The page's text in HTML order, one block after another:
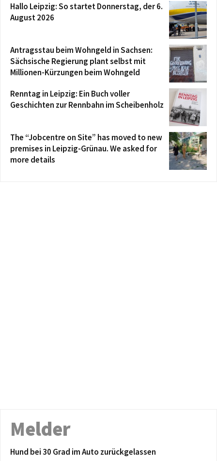
Hallo Leipzig: So startet Donnerstag, der 6.
August 2026
Antragsstau beim Wohngeld in Sachsen:
Sächsische Regierung plant selbst mit
Millionen-Kürzungen beim Wohngeld
Renntag in Leipzig: Ein Buch voller
Geschichten zur Rennbahn im Scheibenholz
The “Jobcentre on Site” has moved to new
premises in Leipzig-Grünau. We asked for
more details
Melder
Hund bei 30 Grad im Auto zurückgelassen